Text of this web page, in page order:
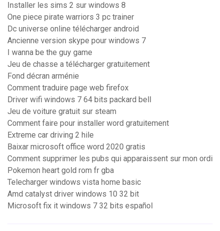
Installer les sims 2 sur windows 8
One piece pirate warriors 3 pc trainer
Dc universe online télécharger android
Ancienne version skype pour windows 7
I wanna be the guy game
Jeu de chasse a télécharger gratuitement
Fond décran arménie
Comment traduire page web firefox
Driver wifi windows 7 64 bits packard bell
Jeu de voiture gratuit sur steam
Comment faire pour installer word gratuitement
Extreme car driving 2 hile
Baixar microsoft office word 2020 gratis
Comment supprimer les pubs qui apparaissent sur mon ordi
Pokemon heart gold rom fr gba
Telecharger windows vista home basic
Amd catalyst driver windows 10 32 bit
Microsoft fix it windows 7 32 bits español